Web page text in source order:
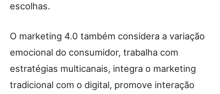
escolhas.
O marketing 4.0 também considera a variação
emocional do consumidor, trabalha com
estratégias multicanais, integra o marketing
tradicional com o digital, promove interação